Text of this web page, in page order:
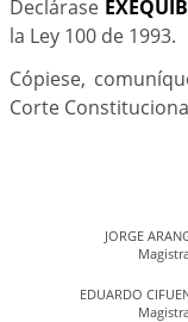
Declárase
la Ley 100 de 1993.
Cópiese,
Corte
JORGE
EDUARDO